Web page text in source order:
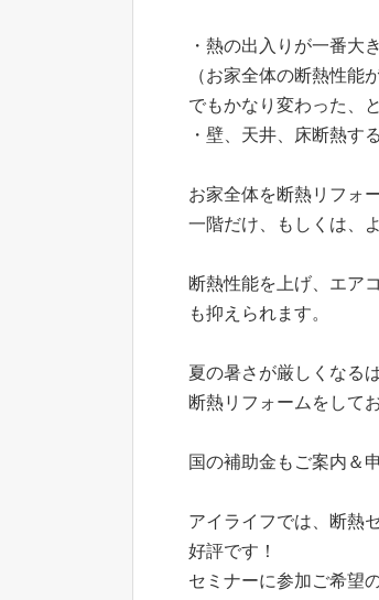
・熱の出入りが一番大
（お家全体の断熱性能
でもかなり変わった、
・壁、天井、床断熱する
お家全体を断熱リフォ
一階だけ、もしくは、
断熱性能を上げ、エア
も抑えられます。
夏の暑さが厳しくなる
断熱リフォームをして
国の補助金もご案内＆
アイライフでは、断熱
好評です！
セミナーに参加ご希望